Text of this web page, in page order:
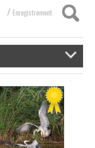
/ Enregistrement